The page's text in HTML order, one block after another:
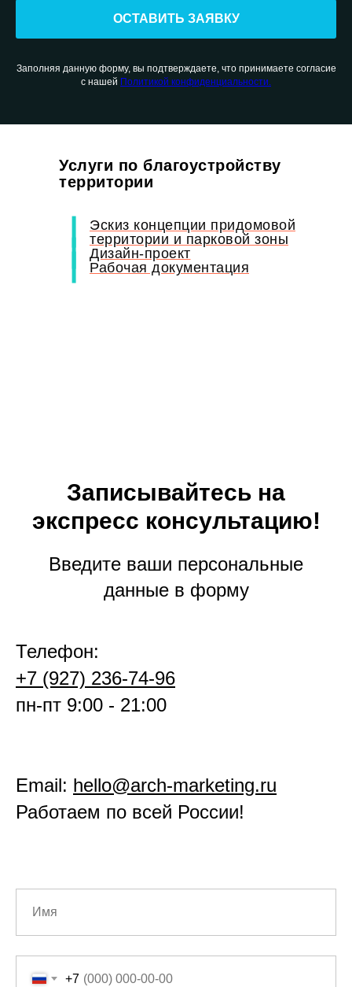
ОСТАВИТЬ ЗАЯВКУ
Заполняя данную форму, вы подтверждаете, что принимаете согласие
с нашей Политикой конфиденциальности.
Услуги по благоустройству
территории
Эскиз концепции придомовой
территории и парковой зоны
Дизайн-проект
Рабочая документация
Записывайтесь на
экспресс консультацию!
Введите ваши персональные
данные в форму
Телефон:
+7 (927) 236-74-96
пн-пт 9:00 - 21:00
Email: hello@arch-marketing.ru
Работаем по всей России!
+7